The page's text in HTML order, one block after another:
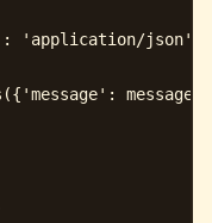
'application/json'
message})